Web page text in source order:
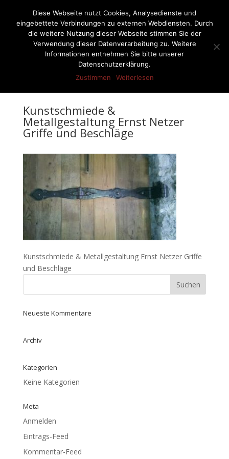
Seite wählen
Kunstschmiede &
Metallgestaltung Ernst Netzer
Griffe und Beschläge
Kunstschmiede & Metallgestaltung Ernst Netzer Griffe
und Beschläge
Neueste Kommentare
Archiv
Kategorien
Keine Kategorien
Meta
Anmelden
Eintrags-Feed
Kommentar-Feed
Diese Webseite nutzt Cookies, Analysedienste und
eingebettete Verbindungen zu externen Webdiensten. Durch
die weitere Nutzung dieser Webseite stimmen Sie der
Verwendung dieser Datenverarbeitung zu. Weitere
Informationen entnehmen Sie bitte unserer
Datenschutzerklärung.
Zustimmen
Weiterlesen